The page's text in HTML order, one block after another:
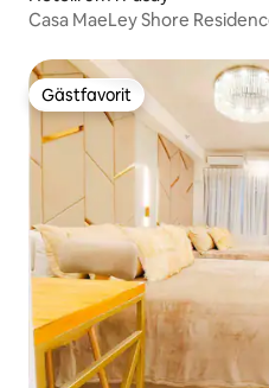
Casa MaeLey Shore
Gästfavorit
Gästfavorit